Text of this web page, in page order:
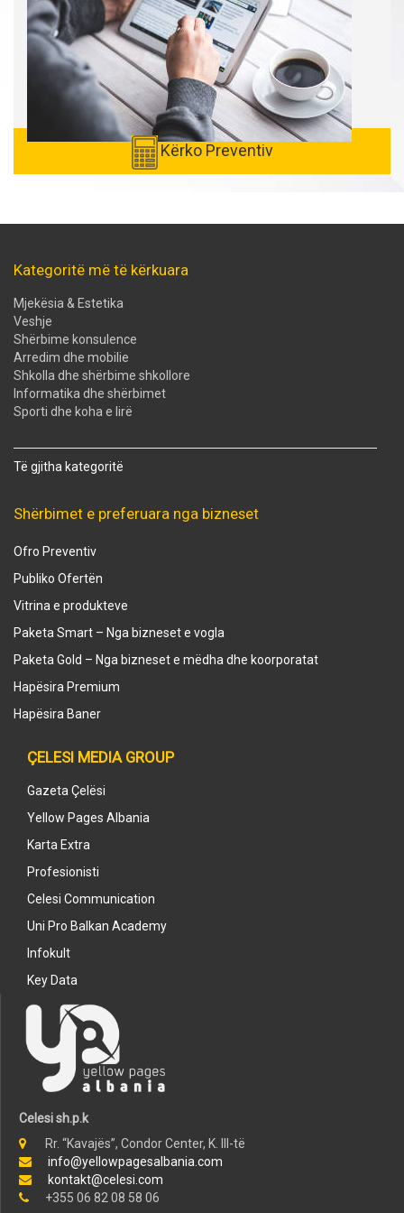
Kërko Preventiv
Kategoritë më të kërkuara
Mjekësia & Estetika
Veshje
Shërbime konsulence
Arredim dhe mobilie
Shkolla dhe shërbime shkollore
Informatika dhe shërbimet
Sporti dhe koha e lirë
Të gjitha kategoritë
Shërbimet e preferuara nga bizneset
Ofro Preventiv
Publiko Ofertën
Vitrina e produkteve
Paketa Smart – Nga bizneset e vogla
Paketa Gold – Nga bizneset e mëdha dhe koorporatat
Hapësira Premium
Hapësira Baner
ÇELESI MEDIA GROUP
Gazeta Çelësi
Yellow Pages Albania
Karta Extra
Profesionisti
Celesi Communication
Uni Pro Balkan Academy
Infokult
Key Data
Celesi sh.p.k
Rr. “Kavajës”, Condor Center, K. III-të
info@yellowpagesalbania.com
kontakt@celesi.com
+355 06 82 08 58 06